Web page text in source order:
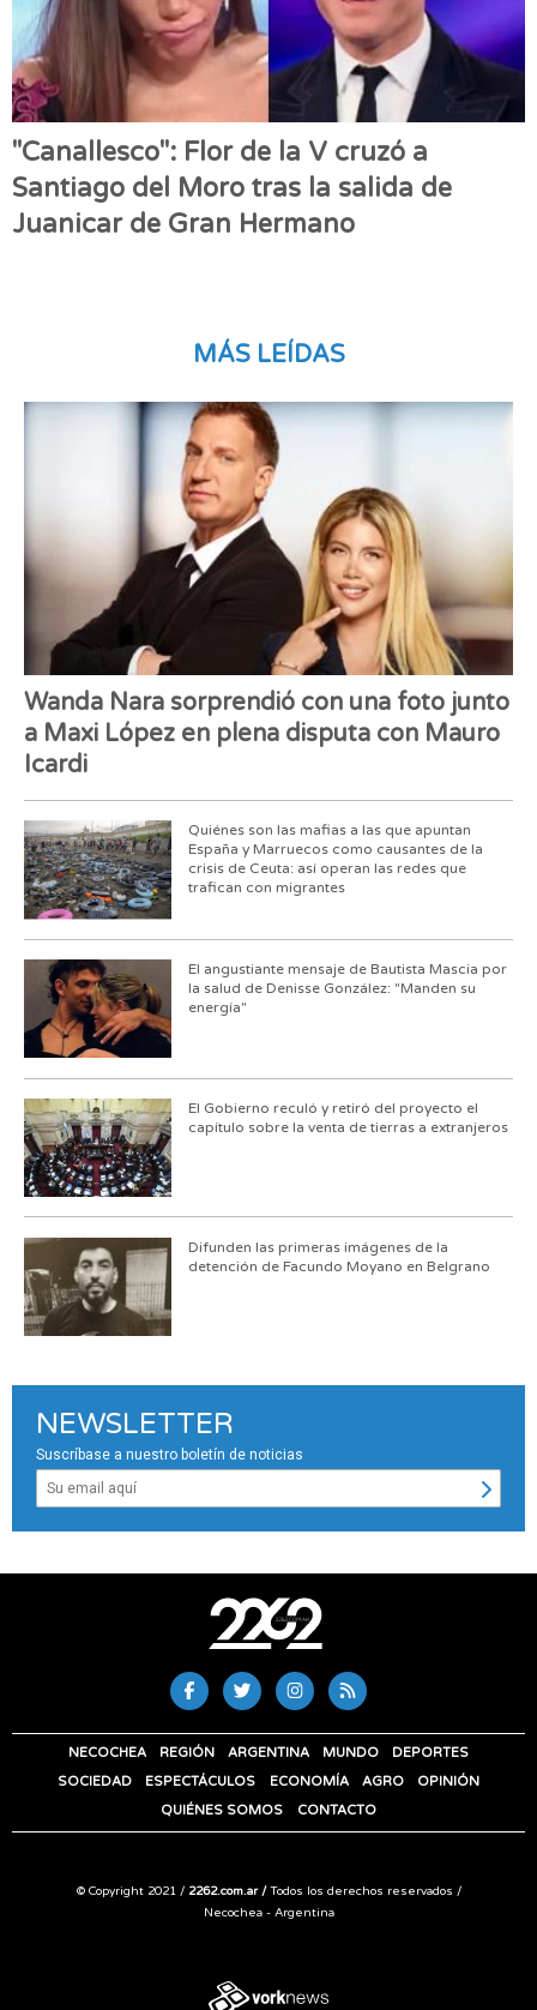
"Canallesco": Flor de la V cruzó a
Santiago del Moro tras la salida de
Juanicar de Gran Hermano
MÁS LEÍDAS
Wanda Nara sorprendió con una foto junto
a Maxi López en plena disputa con Mauro
Icardi
Quiénes son las mafias a las que apuntan
España y Marruecos como causantes de la
crisis de Ceuta: así operan las redes que
trafican con migrantes
El angustiante mensaje de Bautista Mascia por
la salud de Denisse González: "Manden su
energía"
El Gobierno reculó y retiró del proyecto el
capítulo sobre la venta de tierras a extranjeros
Difunden las primeras imágenes de la
detención de Facundo Moyano en Belgrano
NEWSLETTER
Suscríbase a nuestro boletín de noticias
NECOCHEA REGIÓN ARGENTINA MUNDO
DEPORTES
SOCIEDAD
ESPECTÁCULOS ECONOMÍA AGRO
OPINIÓN
QUIÉNES SOMOS
CONTACTO
© Copyright 2021 / 2262.com.ar /Todos los derechos reservados /
Necochea - Argentina